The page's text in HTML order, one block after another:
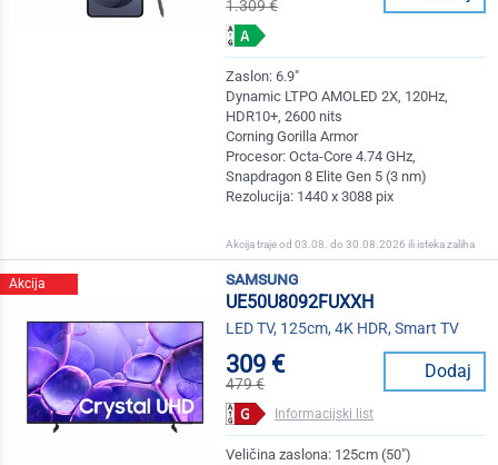
1.309 €
Zaslon: 6.9"
Dynamic LTPO AMOLED 2X, 120Hz,
HDR10+, 2600 nits
Corning Gorilla Armor
Procesor: Octa-Core 4.74 GHz,
Snapdragon 8 Elite Gen 5 (3 nm)
Rezolucija: 1440 x 3088 pix
Akcija traje od 03.08. do 30.08.2026 ili isteka zaliha
Akcija
samsung
UE50U8092FUXXH
LED TV, 125cm, 4K HDR, Smart TV
309 €
479 €
Dodaj
Informacijski list
Veličina zaslona: 125cm (50")